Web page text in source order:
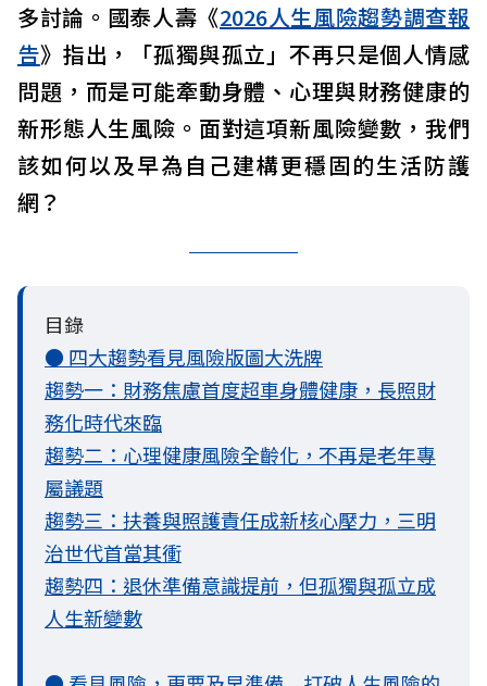
多討論。國泰人壽《2026人生風險趨勢調查報
告》指出，「孤獨與孤立」不再只是個人情感
問題，而是可能牽動身體、心理與財務健康的
新形態人生風險。面對這項新風險變數，我們
該如何以及早為自己建構更穩固的生活防護
網？
目錄
● 四大趨勢看見風險版圖大洗牌
趨勢一：財務焦慮首度超車身體健康，長照財
務化時代來臨
趨勢二：心理健康風險全齡化，不再是老年專
屬議題
趨勢三：扶養與照護責任成新核心壓力，三明
治世代首當其衝
趨勢四：退休準備意識提前，但孤獨與孤立成
人生新變數